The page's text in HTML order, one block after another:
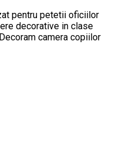
pentru petetii oficiilor
decorative in clase
Decoram camera copiilor